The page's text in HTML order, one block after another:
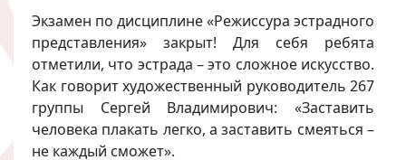
Экзамен по дисциплине «Режиссура эстрадного
представления» закрыт! Для себя ребята
отметили, что эстрада – это сложное искусство.
Как говорит художественный руководитель 267
группы Сергей Владимирович: «Заставить
человека плакать легко, а заставить смеяться –
не каждый сможет».